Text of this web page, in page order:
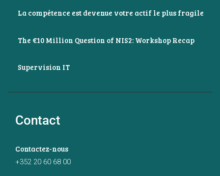
La compétence est devenue votre actif le plus fragile
The €10 Million Question of NIS2: Workshop Recap
Supervision IT
Contact
Contactez-nous
+352 20 60 68 00